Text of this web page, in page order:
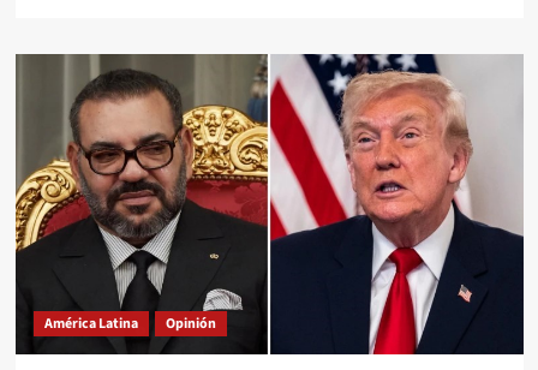
América Latina Opinión